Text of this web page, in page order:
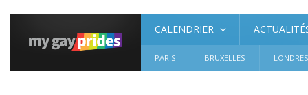
CALENDRIER
PARIS BRUXELLES LONDRES